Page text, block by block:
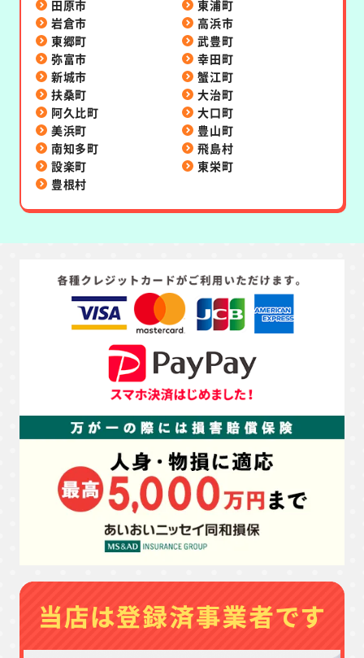
田原市
東浦町
岩倉市
高浜市
東郷町
武豊町
弥富市
幸田町
新城市
蟹江町
扶桑町
大治町
阿久比町
大口町
美浜町
豊山町
南知多町
飛島村
設楽町
東栄町
豊根村